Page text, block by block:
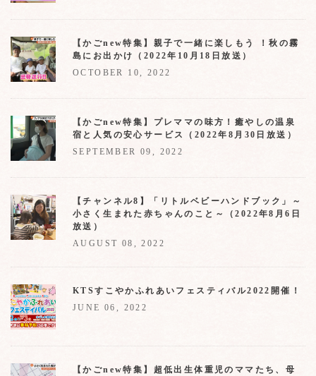
【かごnew特集】親子で一緒に楽しもう ！秋の霧
島にお出かけ（2022年10月18日放送）
OCTOBER 10, 2022
【かごnew特集】プレママの味方！癒やしの温泉
宿と人気の安心サービス（2022年8月30日放送）
SEPTEMBER 09, 2022
【チャンネル8】「リトルベビーハンドブック」～
小さく生まれた赤ちゃんのこと～（2022年8月6日
放送）
AUGUST 08, 2022
KTSすこやかふれあいフェスティバル2022開催！
JUNE 06, 2022
【かごnew特集】超低出生体重児のママたち、母